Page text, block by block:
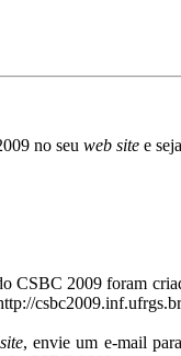
no seu web site e
CSBC 2009 foram
, envie um e-mail